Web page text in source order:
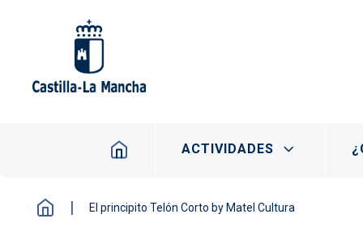
Navegación principal
ACTIVIDADES
El principito Telón Corto by Matel Cultura